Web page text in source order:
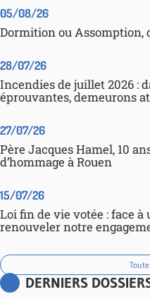
05/08/26
Dormition ou Assomption,
28/07/26
Incendies de juillet 2026 :
éprouvantes, demeurons
27/07/26
Père Jacques Hamel, 10
d’hommage à Rouen
15/07/26
Loi fin de vie votée : face
renouveler notre
DERNIERS